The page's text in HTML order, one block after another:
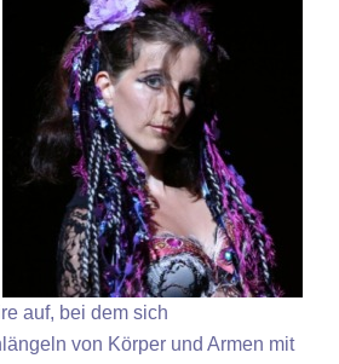
auf, bei dem sich
von Körper und Armen mit